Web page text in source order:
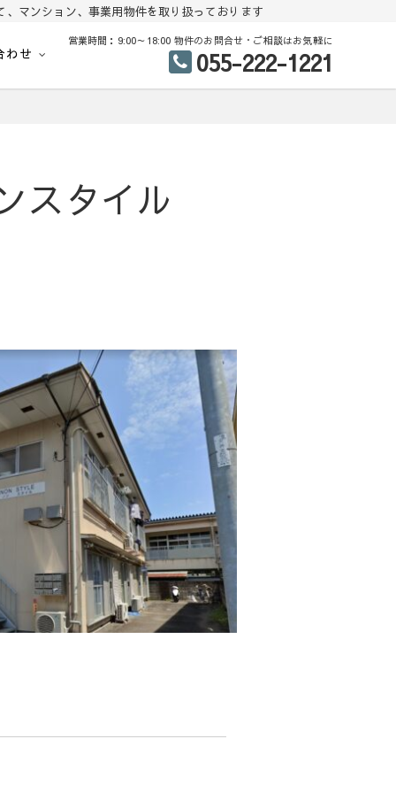
マンション、事業用物件を取り扱っております
建売住宅、戸建て、マンション、事業用物件を多数掲載中
わせ
営業時間：9:00～18:00 物件のお問合せ・ご相談はお気軽に
055-222-1221
スタイル